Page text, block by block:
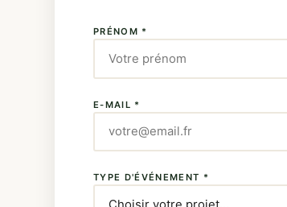
PRÉNOM *
E-MAIL *
TYPE D'ÉVÉNEMENT *